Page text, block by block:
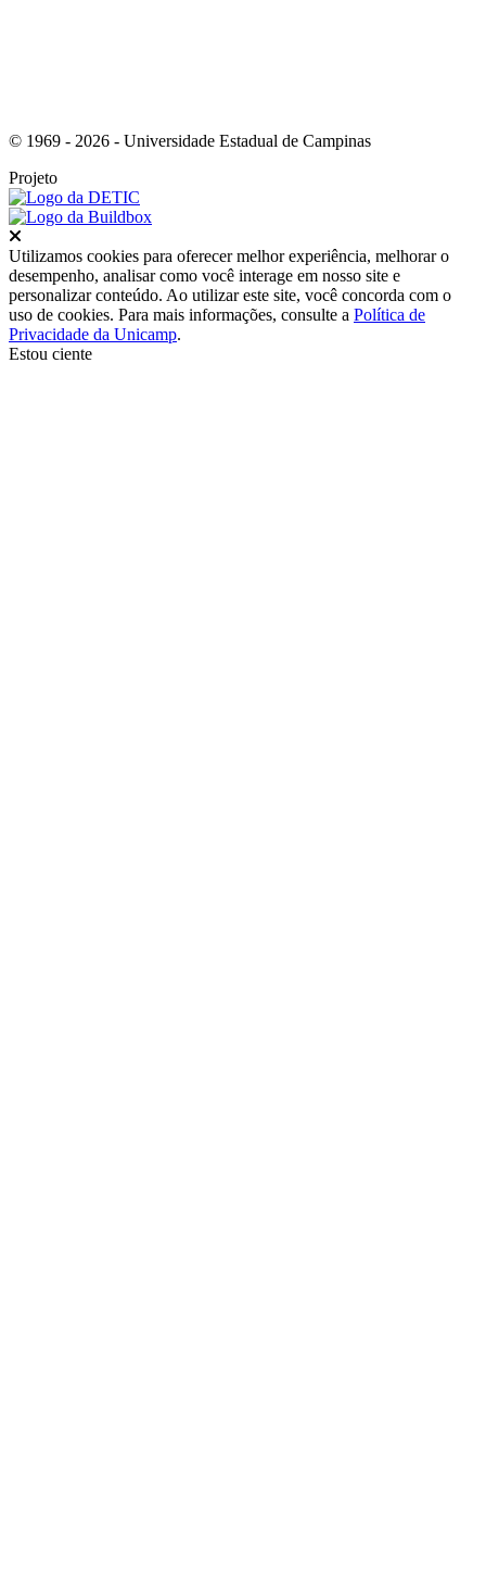
© 1969 - 2026 - Universidade Estadual de Campinas
Projeto
Utilizamos cookies para oferecer melhor experiência, melhorar o
desempenho, analisar como você interage em nosso site e
personalizar conteúdo. Ao utilizar este site, você concorda com o
uso de cookies. Para mais informações, consulte a Política de
Privacidade da Unicamp.
Estou ciente